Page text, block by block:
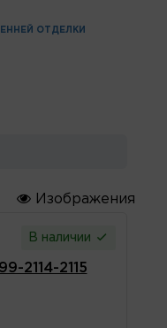
ОТДЕЛКИ
Изображения
В наличии
2114-2115